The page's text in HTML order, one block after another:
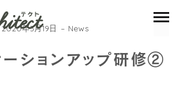
2020年3月19日 News
ーションアップ研修②